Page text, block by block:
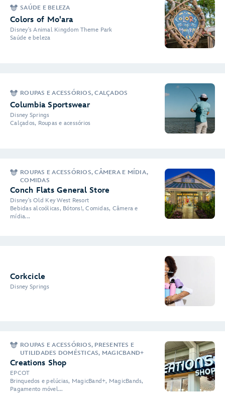
SAÚDE E BELEZA
Colors of Mo'ara
Disney's Animal Kingdom Theme Park
Saúde e beleza
ROUPAS E ACESSÓRIOS, CALÇADOS
Columbia Sportswear
Disney Springs
Calçados, Roupas e acessórios
ROUPAS E ACESSÓRIOS, CÂMERA E MÍDIA,
COMIDAS
Conch Flats General Store
Disney's Old Key West Resort
Bebidas alcoólicas, Bótons!, Comidas, Câmera e
mídia...
Corkcicle
Disney Springs
ROUPAS E ACESSÓRIOS, PRESENTES E
UTILIDADES DOMÉSTICAS, MAGICBAND+
Creations Shop
EPCOT
Brinquedos e pelúcias, MagicBand+, MagicBands,
Pagamento móvel...